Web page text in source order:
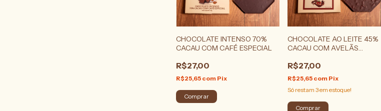
CHOCOLATE INTENSO 70%
CACAU COM CAFÉ ESPECIAL
R$27,00
R$25,65 com Pix
CHOCOLATE AO LEITE 45%
CACAU COM AVELÃS
R$27,00
R$25,65 com Pix
Só restam 3em estoque!